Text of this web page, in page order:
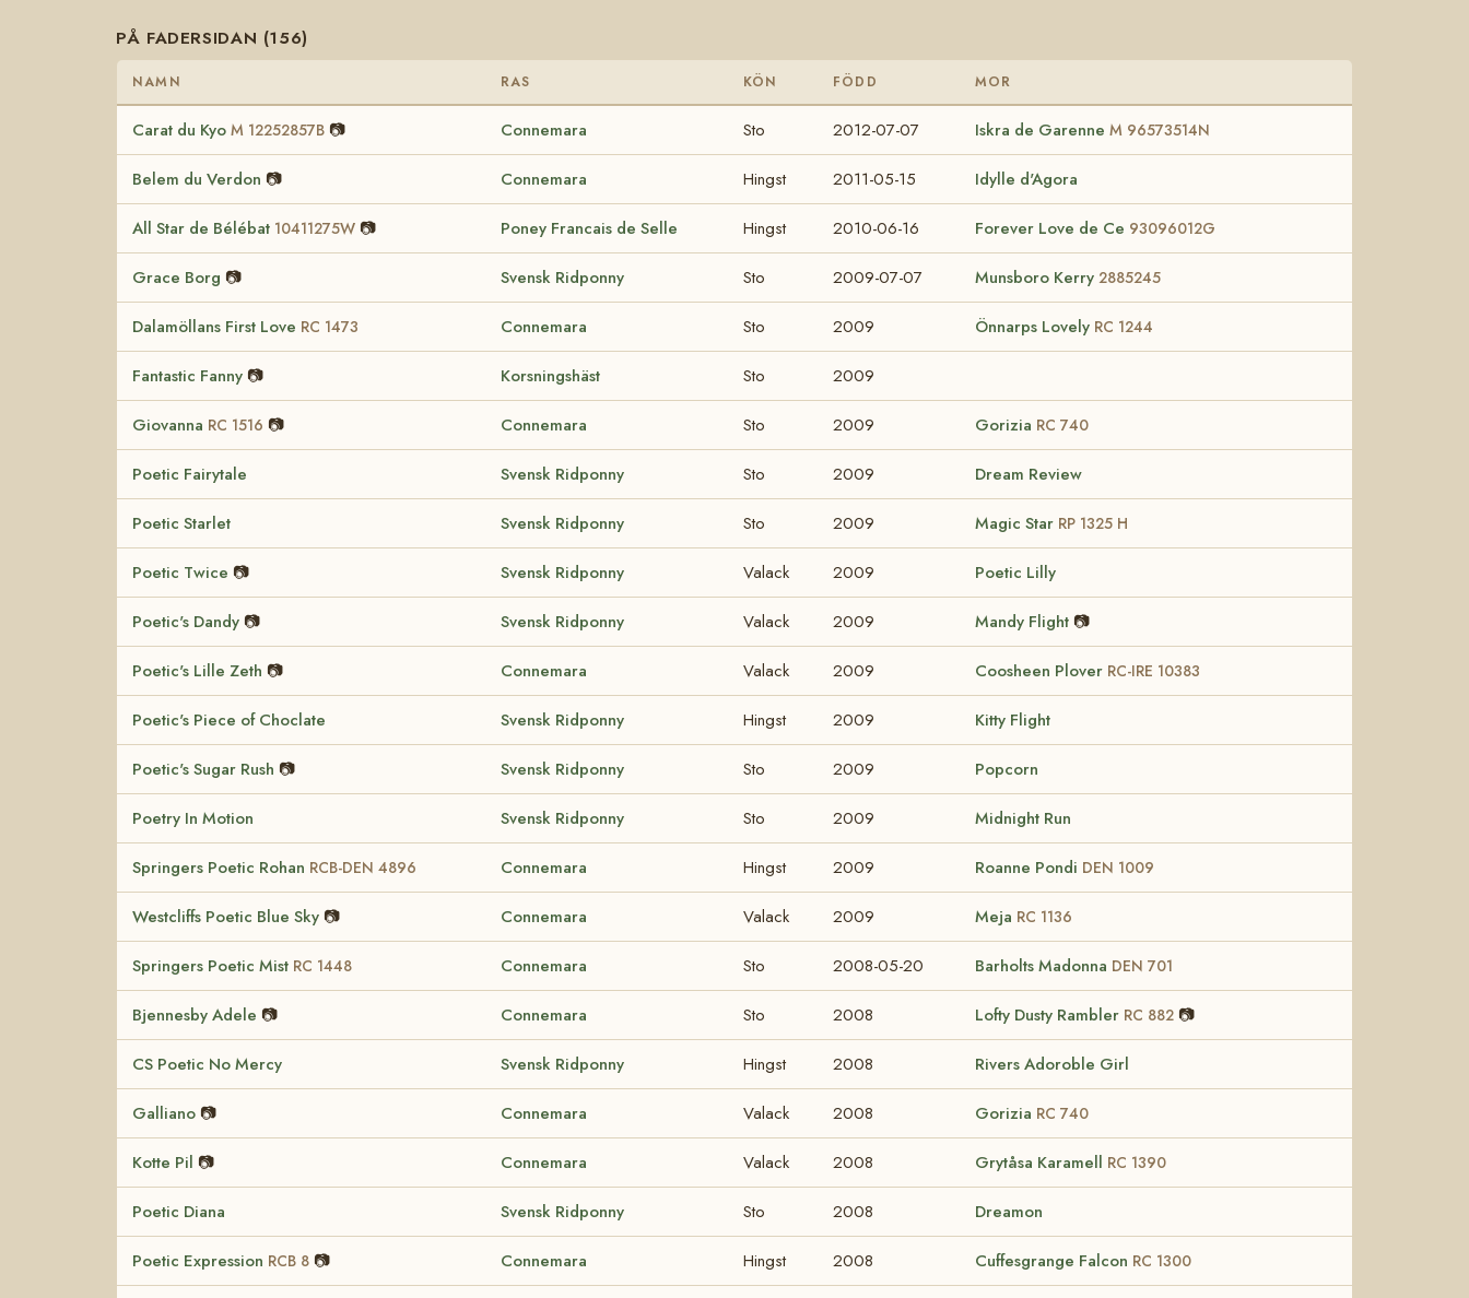
PÅ FADERSIDAN (156)
NAMN RAS KÖN FÖDD MOR
Carat du Kyo M 12252857B 📷 Connemara Sto 2012-07-07 Iskra de Garenne M 96573514N
Belem du Verdon 📷 Connemara Hingst 2011-05-15 Idylle d'Agora
All Star de Bélébat 10411275W 📷 Poney Francais de Selle Hingst 2010-06-16 Forever Love de Ce 93096012G
Grace Borg 📷 Svensk Ridponny Sto 2009-07-07 Munsboro Kerry 2885245
Dalamöllans First Love RC 1473 Connemara Sto 2009 Önnarps Lovely RC 1244
Fantastic Fanny 📷 Korsningshäst Sto 2009
Giovanna RC 1516 📷 Connemara Sto 2009 Gorizia RC 740
Poetic Fairytale Svensk Ridponny Sto 2009 Dream Review
Poetic Starlet Svensk Ridponny Sto 2009 Magic Star RP 1325 H
Poetic Twice 📷 Svensk Ridponny Valack 2009 Poetic Lilly
Poetic's Dandy 📷 Svensk Ridponny Valack 2009 Mandy Flight 📷
Poetic's Lille Zeth 📷 Connemara Valack 2009 Coosheen Plover RC-IRE 10383
Poetic's Piece of Choclate Svensk Ridponny Hingst 2009 Kitty Flight
Poetic's Sugar Rush 📷 Svensk Ridponny Sto 2009 Popcorn
Poetry In Motion Svensk Ridponny Sto 2009 Midnight Run
Springers Poetic Rohan RCB-DEN 4896 Connemara Hingst 2009 Roanne Pondi DEN 1009
Westcliffs Poetic Blue Sky 📷 Connemara Valack 2009 Meja RC 1136
Springers Poetic Mist RC 1448 Connemara Sto 2008-05-20 Barholts Madonna DEN 701
Bjennesby Adele 📷 Connemara Sto 2008 Lofty Dusty Rambler RC 882 📷
CS Poetic No Mercy Svensk Ridponny Hingst 2008 Rivers Adoroble Girl
Galliano 📷 Connemara Valack 2008 Gorizia RC 740
Kotte Pil 📷 Connemara Valack 2008 Grytåsa Karamell RC 1390
Poetic Diana Svensk Ridponny Sto 2008 Dreamon
Poetic Expression RCB 8 📷 Connemara Hingst 2008 Cuffesgrange Falcon RC 1300